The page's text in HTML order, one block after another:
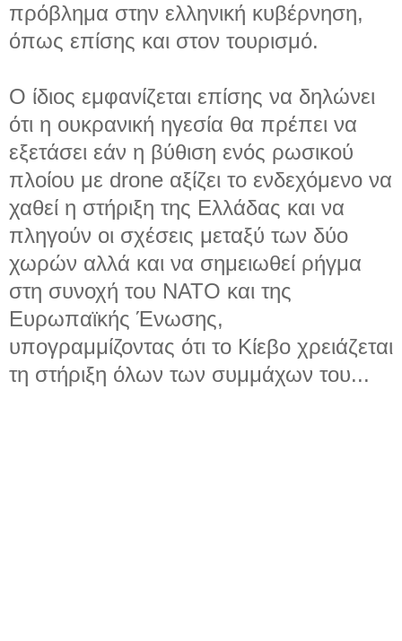
πρόβλημα στην ελληνική κυβέρνηση,
όπως επίσης και στον τουρισμό.
Ο ίδιος εμφανίζεται επίσης να δηλώνει
ότι η ουκρανική ηγεσία θα πρέπει να
εξετάσει εάν η βύθιση ενός ρωσικού
πλοίου με drone αξίζει το ενδεχόμενο να
χαθεί η στήριξη της Ελλάδας και να
πληγούν οι σχέσεις μεταξύ των δύο
χωρών αλλά και να σημειωθεί ρήγμα
στη συνοχή του ΝΑΤΟ και της
Ευρωπαϊκής Ένωσης,
υπογραμμίζοντας ότι το Κίεβο χρειάζεται
τη στήριξη όλων των συμμάχων του...